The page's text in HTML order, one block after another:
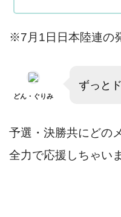
※7月1日日本陸連の
どん・ぐりみ
ずっと
予選・決勝共にどの
全力で応援しちゃい